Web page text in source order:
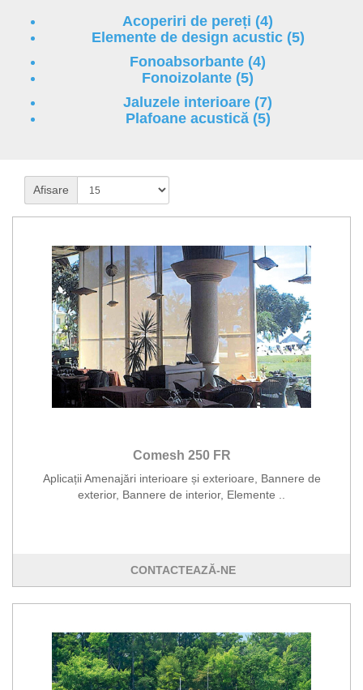
Acoperiri de pereți (4)
Elemente de design acustic (5)
Fonoabsorbante (4)
Fonoizolante (5)
Jaluzele interioare (7)
Plafoane acustică (5)
Afisare
Comesh 250 FR
Aplicații Amenajări interioare și exterioare, Bannere de
exterior, Bannere de interior, Elemente ..
CONTACTEAZĂ-NE